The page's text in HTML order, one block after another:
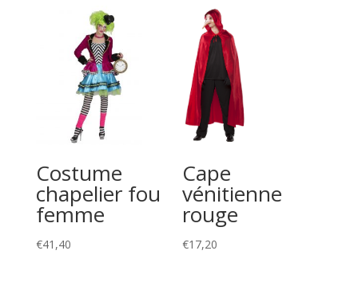
Costume
chapelier fou
femme
€41,40
Cape
vénitienne
rouge
€17,20